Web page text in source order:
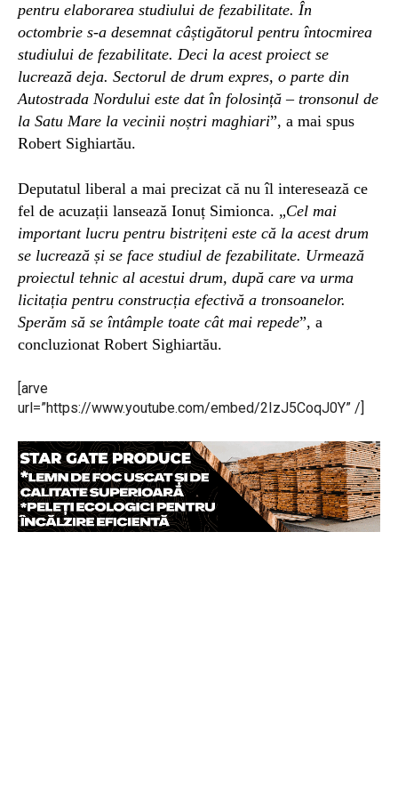
pentru elaborarea studiului de fezabilitate. În
octombrie s-a desemnat câștigătorul pentru întocmirea
studiului de fezabilitate. Deci la acest proiect se
lucrează deja. Sectorul de drum expres, o parte din
Autostrada Nordului este dat în folosință – tronsonul de
la Satu Mare la vecinii noștri maghiari”, a mai spus
Robert Sighiartău.
Deputatul liberal a mai precizat că nu îl interesează ce
fel de acuzații lansează Ionuț Simionca. „Cel mai
important lucru pentru bistrițeni este că la acest drum
se lucrează și se face studiul de fezabilitate. Urmează
proiectul tehnic al acestui drum, după care va urma
licitația pentru construcția efectivă a tronsoanelor.
Sperăm să se întâmple toate cât mai repede”, a
concluzionat Robert Sighiartău.
[arve
url=”https://www.youtube.com/embed/2IzJ5CoqJ0Y” /]